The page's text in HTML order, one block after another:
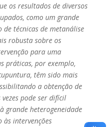
os resultados de diversos
como um grande
de técnicas de metanálise
robusta sobre os
para uma
práticas, por exemplo,
têm sido mais
a obtenção de
pode ser difícil
grande heterogeneidade
às intervenções